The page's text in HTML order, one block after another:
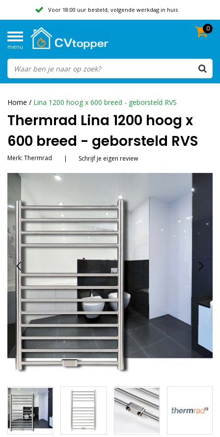
Voor 18:00 uur besteld, volgende werkdag in huis
Beoordeeld met een 9,8
menu
0
Home / Lina 1200 hoog x 600 breed - geborsteld RVS
Thermrad Lina 1200 hoog x
600 breed - geborsteld RVS
Merk: Thermrad | Schrijf je eigen review